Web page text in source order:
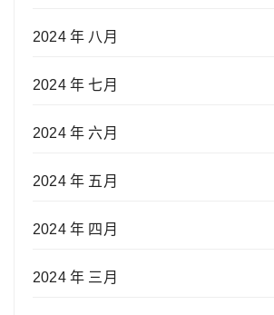
2024 年 八月
2024 年 七月
2024 年 六月
2024 年 五月
2024 年 四月
2024 年 三月